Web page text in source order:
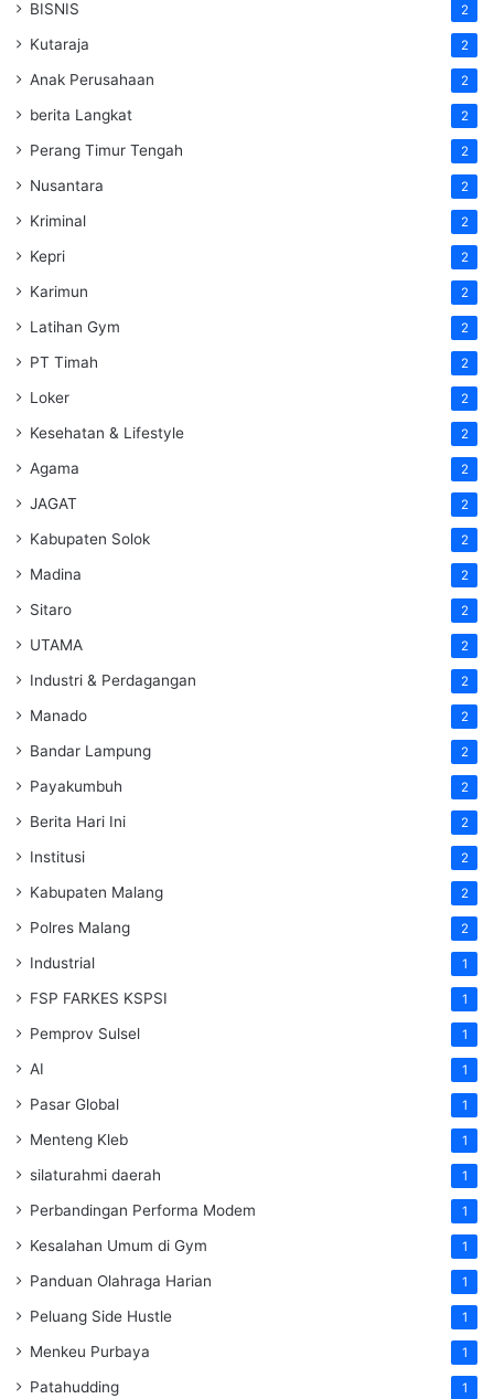
BISNIS 2
Kutaraja 2
Anak Perusahaan 2
berita Langkat 2
Perang Timur Tengah 2
Nusantara 2
Kriminal 2
Kepri 2
Karimun 2
Latihan Gym 2
PT Timah 2
Loker 2
Kesehatan & Lifestyle 2
Agama 2
JAGAT 2
Kabupaten Solok 2
Madina 2
Sitaro 2
UTAMA 2
Industri & Perdagangan 2
Manado 2
Bandar Lampung 2
Payakumbuh 2
Berita Hari Ini 2
Institusi 2
Kabupaten Malang 2
Polres Malang 2
Industrial 1
FSP FARKES KSPSI 1
Pemprov Sulsel 1
AI 1
Pasar Global 1
Menteng Kleb 1
silaturahmi daerah 1
Perbandingan Performa Modem 1
Kesalahan Umum di Gym 1
Panduan Olahraga Harian 1
Peluang Side Hustle 1
Menkeu Purbaya 1
Patahudding 1